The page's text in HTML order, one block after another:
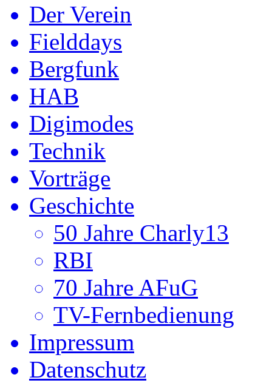
Der Verein
Fielddays
Bergfunk
HAB
Digimodes
Technik
Vorträge
Geschichte
50 Jahre Charly13
RBI
70 Jahre AFuG
TV-Fernbedienung
Impressum
Datenschutz